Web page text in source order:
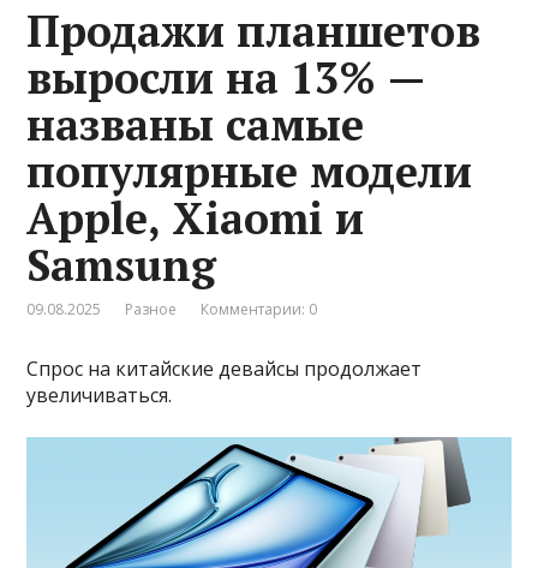
Продажи планшетов
выросли на 13% —
названы самые
популярные модели
Apple, Xiaomi и
Samsung
09.08.2025 Разное Комментарии: 0
Спрос на китайские девайсы продолжает
увеличиваться.